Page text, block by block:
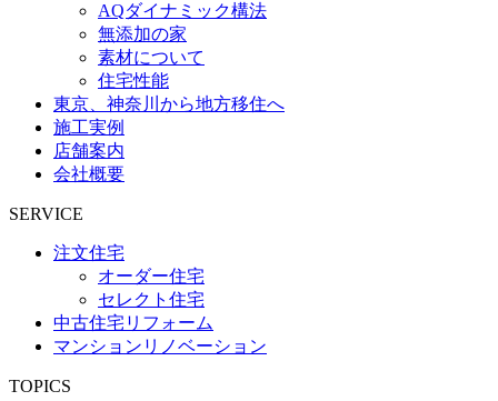
AQダイナミック構法
無添加の家
素材について
住宅性能
東京、神奈川から地方移住へ
施工実例
店舗案内
会社概要
SERVICE
注文住宅
オーダー住宅
セレクト住宅
中古住宅リフォーム
マンションリノベーション
TOPICS